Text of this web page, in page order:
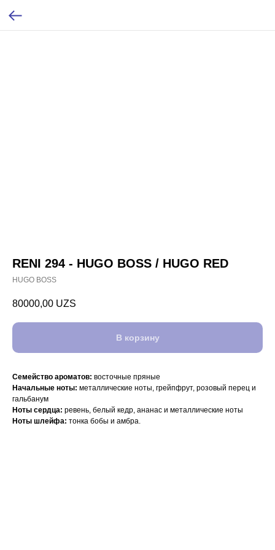
RENI 294 - HUGO BOSS / HUGO RED
HUGO BOSS
80000,00 UZS
В корзину
Семейство ароматов: восточные пряные
Начальные ноты: металлические ноты, грейпфрут, розовый перец и
гальбанум
Ноты сердца: ревень, белый кедр, ананас и металлические ноты
Ноты шлейфа: тонка бобы и амбра.